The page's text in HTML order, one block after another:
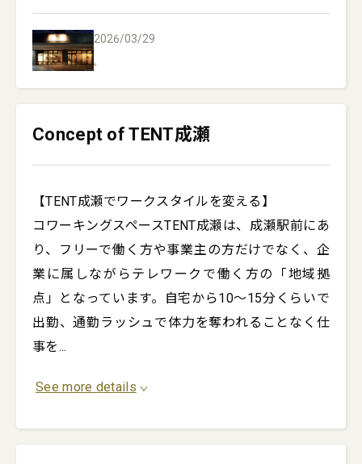
2026/03/29
.
Concept of TENT成瀬
【TENT成瀬でワークスタイルを変える】
コワーキングスペースTENT成瀬は、成瀬駅前にあ
り、フリーで働く方や事業主の方だけでなく、企
業に属しながらテレワークで働く方の「地域拠
点」となっています。自宅から10〜15分くらいで
出勤、通勤ラッシュで体力を奪われることなく仕
事を...
See more details